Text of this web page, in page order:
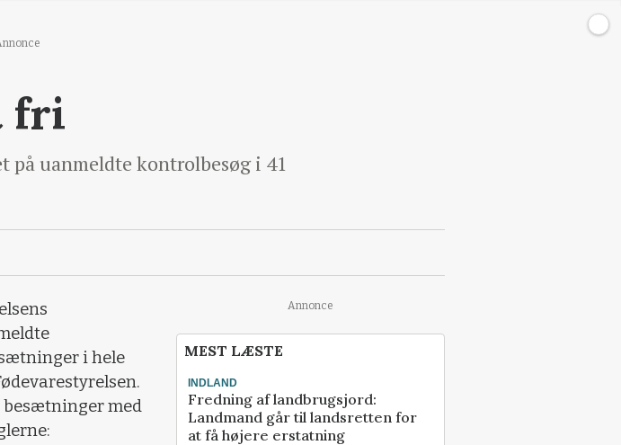
fri
på uanmeldte kontrolbesøg i 41
i hele
besætninger med
Annonce
MEST LÆSTE
INDLAND
Fredning af landbrugsjord:
Landmand går til landsretten for
at få højere erstatning